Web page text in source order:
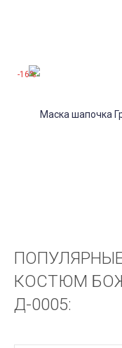
-16%
КОСТЮМ
Д-0005: